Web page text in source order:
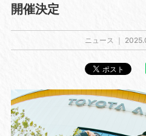
開催決定
ニュース ｜